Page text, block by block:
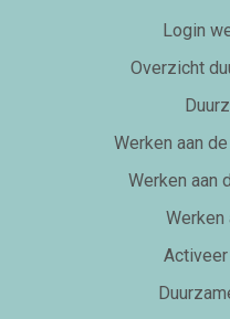
Login
Overzicht
Werken aan
Werken aan
Werken